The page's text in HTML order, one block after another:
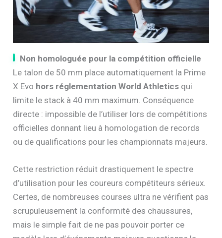
Non homologuée pour la compétition officielle
Le talon de 50 mm place automatiquement la Prime
X Evo hors réglementation World Athletics qui
limite le stack à 40 mm maximum. Conséquence
directe : impossible de l’utiliser lors de compétitions
officielles donnant lieu à homologation de records
ou de qualifications pour les championnats majeurs.
Cette restriction réduit drastiquement le spectre
d’utilisation pour les coureurs compétiteurs sérieux.
Certes, de nombreuses courses ultra ne vérifient pas
scrupuleusement la conformité des chaussures,
mais le simple fait de ne pas pouvoir porter ce